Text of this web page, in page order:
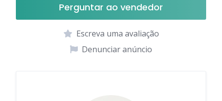
Perguntar ao vendedor
Escreva uma avaliação
Denunciar anúncio